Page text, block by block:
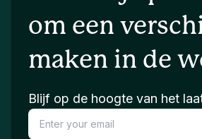
om een
maken in de
Blijf op de hoogte van het